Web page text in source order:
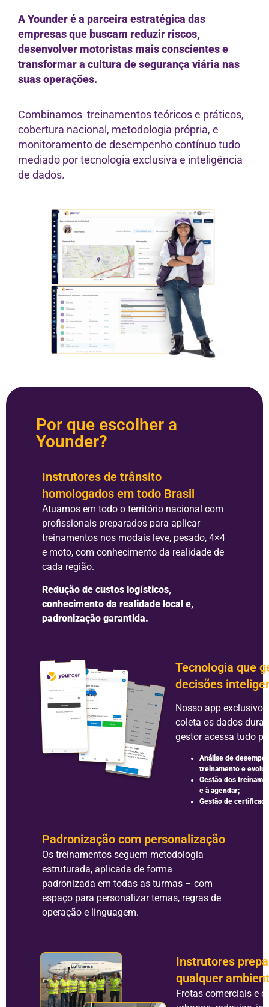
A Younder é a parceira estratégica das
empresas que buscam reduzir riscos,
desenvolver motoristas mais conscientes e
transformar a cultura de segurança viária nas
suas operações.
Combinamos treinamentos teóricos e práticos,
cobertura nacional, metodologia própria, e
monitoramento de desempenho contínuo tudo
mediado por tecnologia exclusiva e inteligência
de dados.
Por que escolher a
Younder?
Instrutores de trânsito
homologados em todo Brasil
Atuamos em todo o território nacional com
profissionais preparados para aplicar
treinamentos nos modais leve, pesado, 4×4
e moto, com conhecimento da realidade de
cada região.
Redução de custos logísticos,
conhecimento da realidade local e,
padronização garantida.
Tecnologia que
decisões
Nosso app exclusivo
coleta os dados
gestor acessa tudo
Análise de
treinamento e
Gestão dos
e à agendar;
Gestão de
Padronização com personalização
Os treinamentos seguem metodologia
estruturada, aplicada de forma
padronizada em todas as turmas – com
espaço para personalizar temas, regras de
operação e linguagem.
Instrutores
qualquer
Frotas comerciais e